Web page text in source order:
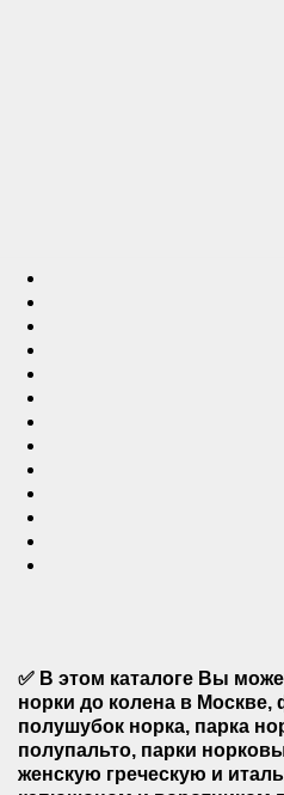
✅ В этом каталоге Вы
норки до колена в Москве,
полушубок норка, парка
полупальто, парки
женскую греческую и